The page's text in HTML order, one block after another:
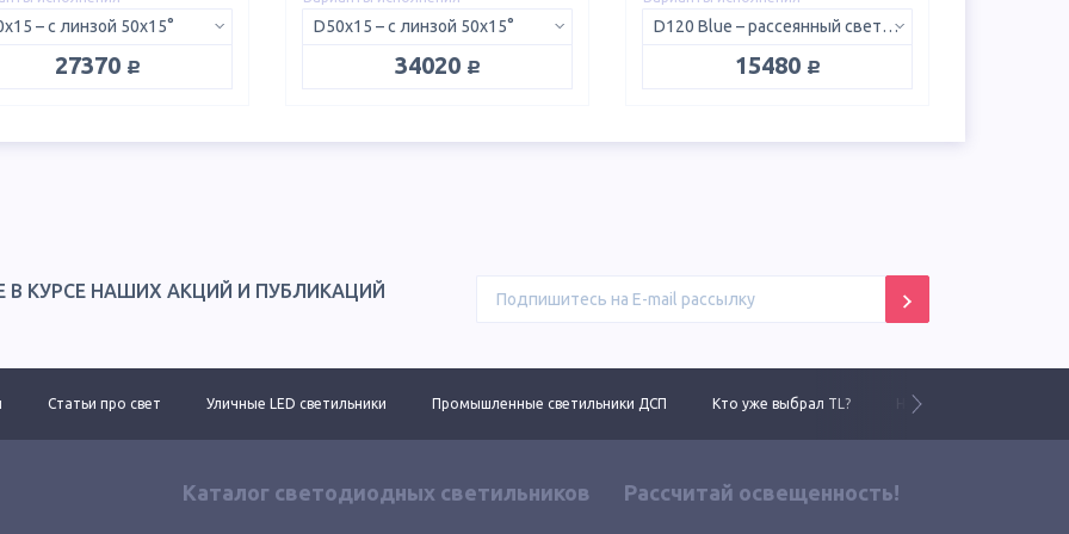
– с линзой 50х15°
27370 руб.
D50x15 – с линзой 50х15°
34020 руб.
D120 Blue – рассеянный свет 120°
15480 руб.
В КУРСЕ НАШИХ АКЦИЙ И ПУБЛИКАЦИЙ
Статьи про свет Уличные LED светильники Промышленные светильники ДСП Кто уже выбрал TL? Новинки 2025 года
Каталог светодиодных светильников Рассчитай освещенность!